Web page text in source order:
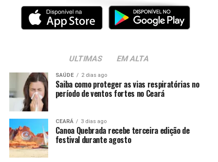
ULTIMAS EM ALTA
SAÚDE 2 dias ago
Saiba como proteger as vias respiratórias no
período de ventos fortes no Ceará
CEARÁ 3 dias ago
Canoa Quebrada recebe terceira edição de
festival durante agosto